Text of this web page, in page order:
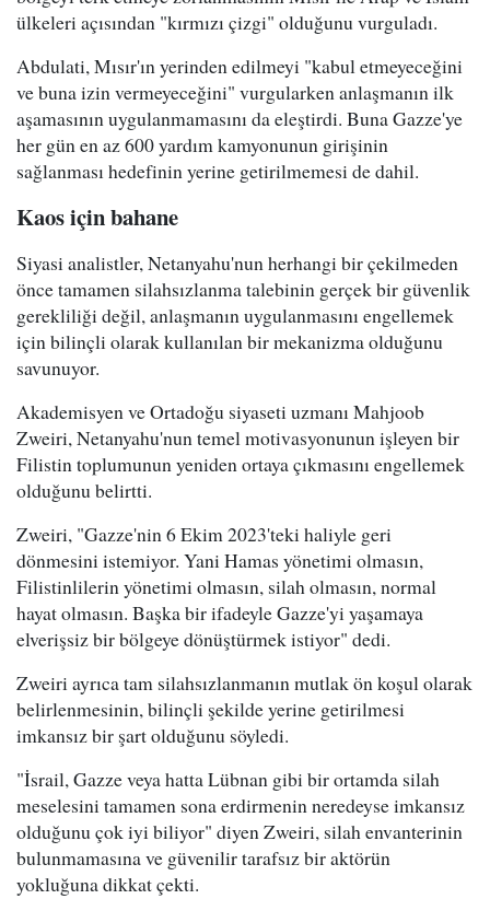
ülkeleri açısından "kırmızı çizgi" olduğunu vurguladı.
Abdulati, Mısır'ın yerinden edilmeyi "kabul etmeyeceğini
ve buna izin vermeyeceğini" vurgularken anlaşmanın ilk
aşamasının uygulanmamasını da eleştirdi. Buna Gazze'ye
her gün en az 600 yardım kamyonunun girişinin
sağlanması hedefinin yerine getirilmemesi de dahil.
Kaos için bahane
Siyasi analistler, Netanyahu'nun herhangi bir çekilmeden
önce tamamen silahsızlanma talebinin gerçek bir güvenlik
gerekliliği değil, anlaşmanın uygulanmasını engellemek
için bilinçli olarak kullanılan bir mekanizma olduğunu
savunuyor.
Akademisyen ve Ortadoğu siyaseti uzmanı Mahjoob
Zweiri, Netanyahu'nun temel motivasyonunun işleyen bir
Filistin toplumunun yeniden ortaya çıkmasını engellemek
olduğunu belirtti.
Zweiri, "Gazze'nin 6 Ekim 2023'teki haliyle geri
dönmesini istemiyor. Yani Hamas yönetimi olmasın,
Filistinlilerin yönetimi olmasın, silah olmasın, normal
hayat olmasın. Başka bir ifadeyle Gazze'yi yaşamaya
elverişsiz bir bölgeye dönüştürmek istiyor" dedi.
Zweiri ayrıca tam silahsızlanmanın mutlak ön koşul olarak
belirlenmesinin, bilinçli şekilde yerine getirilmesi
imkansız bir şart olduğunu söyledi.
"İsrail, Gazze veya hatta Lübnan gibi bir ortamda silah
meselesini tamamen sona erdirmenin neredeyse imkansız
olduğunu çok iyi biliyor" diyen Zweiri, silah envanterinin
bulunmamasına ve güvenilir tarafsız bir aktörün
yokluğuna dikkat çekti.